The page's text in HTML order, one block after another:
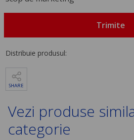
Trimite
Distribuie produsul:
SHARE
Vezi produse
categorie